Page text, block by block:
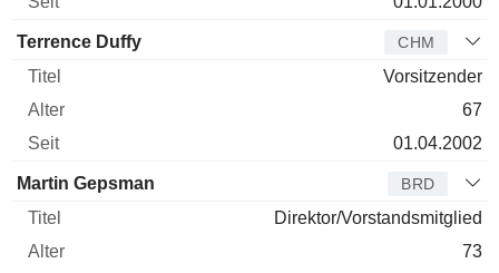
Terrence Duffy CHM
Vorsitzender
67
01.04.2002
Martin Gepsman BRD
Direktor/Vorstandsmitglied
73